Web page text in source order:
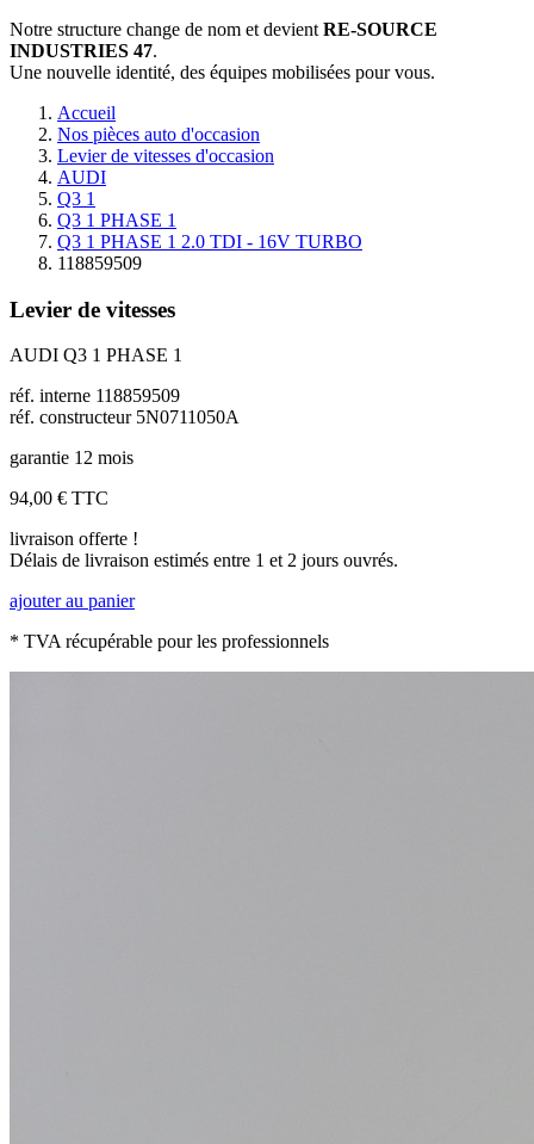
Notre structure change de nom et devient RE-SOURCE
INDUSTRIES 47.
Une nouvelle identité, des équipes mobilisées pour vous.
Accueil
Nos pièces auto d'occasion
Levier de vitesses d'occasion
AUDI
Q3 1
Q3 1 PHASE 1
Q3 1 PHASE 1 2.0 TDI - 16V TURBO
118859509
Levier de vitesses
AUDI Q3 1 PHASE 1
réf. interne 118859509
réf. constructeur 5N0711050A
garantie 12 mois
94,00 € TTC
livraison offerte !
Délais de livraison estimés entre 1 et 2 jours ouvrés.
ajouter au panier
* TVA récupérable pour les professionnels